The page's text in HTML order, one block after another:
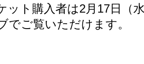
ット購入者は2月 17日（
でご覧いただけます。